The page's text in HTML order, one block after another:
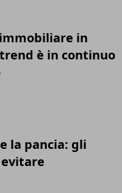
in
è in continuo
la pancia: gli